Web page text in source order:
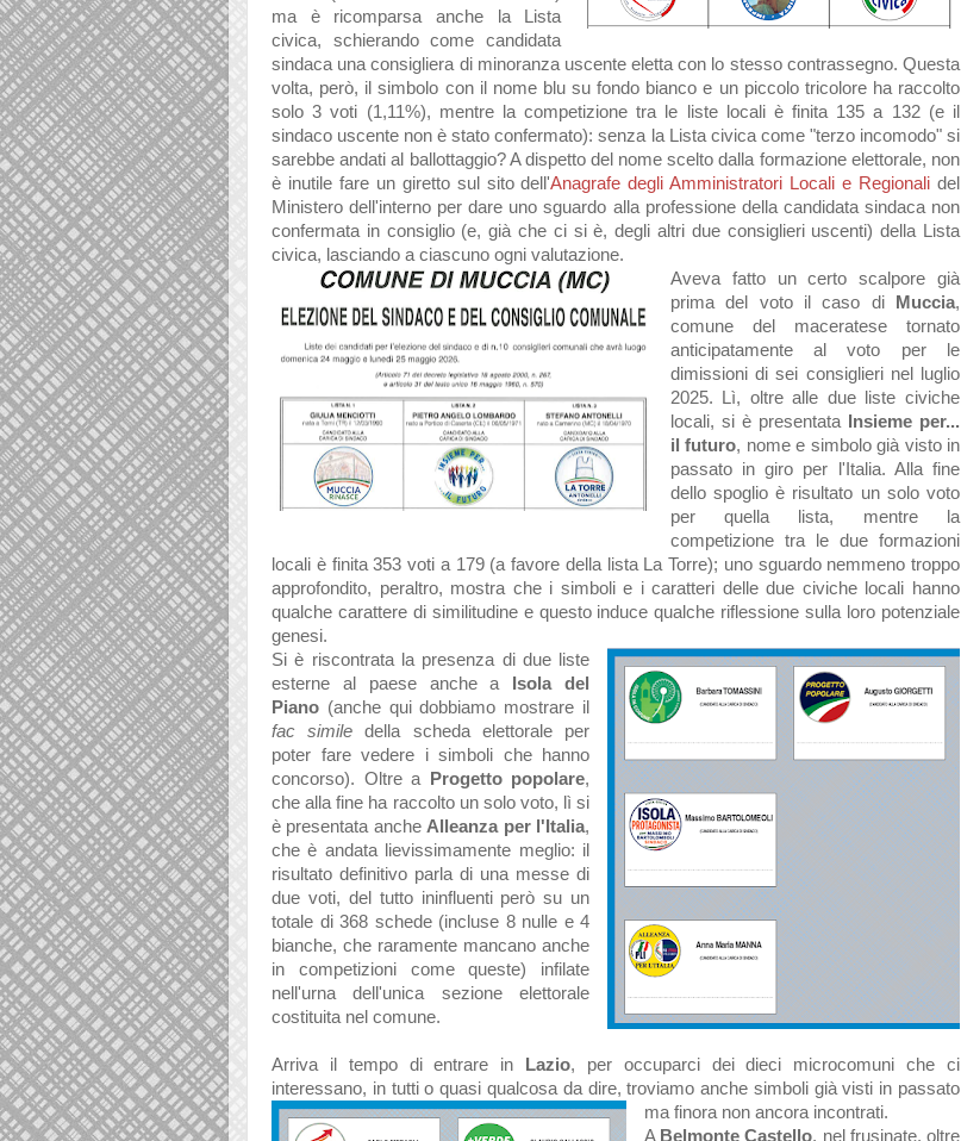
ma è ricomparsa anche la Lista
civica, schierando come candidata
sindaca una consigliera di minoranza uscente eletta con lo stesso contrassegno. Questa
volta, però, il simbolo con il nome blu su fondo bianco e un piccolo tricolore ha raccolto
solo 3 voti (1,11%), mentre la competizione tra le liste locali è finita 135 a 132 (e il
sindaco uscente non è stato confermato): senza la Lista civica come "terzo incomodo" si
sarebbe andati al ballottaggio? A dispetto del nome scelto dalla formazione elettorale, non
è inutile fare un giretto sul sito dell'Anagrafe degli Amministratori Locali e Regionali del
Ministero dell'interno per dare uno sguardo alla professione della candidata sindaca non
confermata in consiglio (e, già che ci si è, degli altri due consiglieri uscenti) della Lista
civica, lasciando a ciascuno ogni valutazione.
Aveva fatto un certo scalpore già
prima del voto il caso di
Muccia,
comune del maceratese tornato
anticipatamente al voto per le
dimissioni di sei consiglieri nel luglio
2025. Lì, oltre alle due liste civiche
locali, si è presentata
Insieme per...
il futuro, nome e simbolo già visto in
passato in giro per l'Italia. Alla fine
dello spoglio è risultato un solo voto
per quella lista, mentre la
competizione tra le due formazioni
locali è finita 353 voti a 179 (a favore della lista La Torre); uno sguardo nemmeno troppo
approfondito, peraltro, mostra che i simboli e i caratteri delle due civiche locali hanno
qualche carattere di similitudine e questo induce qualche riflessione sulla loro potenziale
genesi.
Si è riscontrata la presenza di due liste
esterne al paese anche a
Isola del
Piano (anche qui dobbiamo mostrare il
fac simile della scheda elettorale per
poter fare vedere i simboli che hanno
concorso). Oltre a
Progetto popolare,
che alla fine ha raccolto un solo voto, lì si
è presentata anche Alleanza per l'Italia,
che è andata lievissimamente meglio: il
risultato definitivo parla di una messe di
due voti, del tutto ininfluenti però su un
totale di 368 schede (incluse 8 nulle e 4
bianche, che raramente mancano anche
in competizioni come queste) infilate
nell'urna dell'unica sezione elettorale
costituita nel comune.
Arriva il tempo di entrare in Lazio, per occuparci dei dieci microcomuni che ci
interessano, in tutti o quasi qualcosa da dire, troviamo anche simboli già visti in passato
ma finora non ancora incontrati.
A Belmonte Castello, nel frusinate, oltre